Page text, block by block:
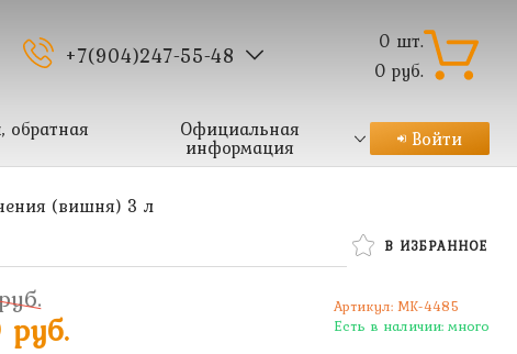
+7(904)247-55-48 0 шт.
0 руб.
обратная Официальная
информация Войти
(вишня) 3 л
В ИЗБРАННОЕ
Артикул: MK-4485
Есть в наличии: много